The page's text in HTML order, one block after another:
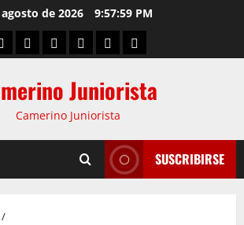
de 2026 9:58:00 PM
Juniorista
Camerino Juniorista
SUSCRIBIRSE